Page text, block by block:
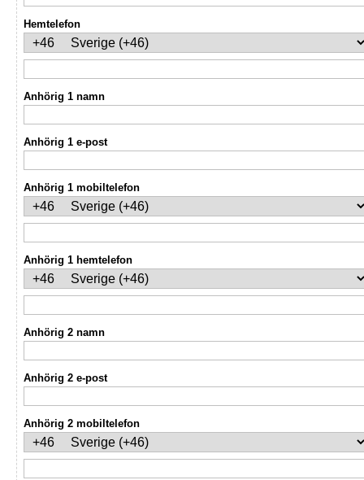
Hemtelefon
Anhörig 1 namn
Anhörig 1 e-post
Anhörig 1 mobiltelefon
Anhörig 1 hemtelefon
Anhörig 2 namn
Anhörig 2 e-post
Anhörig 2 mobiltelefon